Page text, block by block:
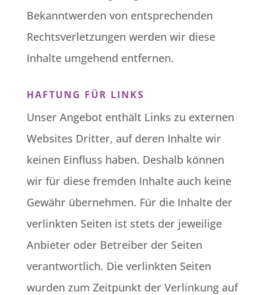
Bekanntwerden von entsprechenden
Rechtsverletzungen werden wir diese
Inhalte umgehend entfernen.
HAFTUNG FÜR LINKS
Unser Angebot enthält Links zu externen
Websites Dritter, auf deren Inhalte wir
keinen Einfluss haben. Deshalb können
wir für diese fremden Inhalte auch keine
Gewähr übernehmen. Für die Inhalte der
verlinkten Seiten ist stets der jeweilige
Anbieter oder Betreiber der Seiten
verantwortlich. Die verlinkten Seiten
wurden zum Zeitpunkt der Verlinkung auf